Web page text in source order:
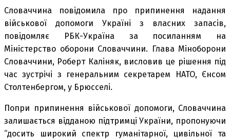
Словаччина повідомила про припинення надання
військової допомоги Україні з власних запасів,
повідомляє РБК-Україна за посиланням на
Міністерство оборони Словаччини. Глава Міноборони
Словаччини, Роберт Каліняк, висловив це рішення під
час зустрічі з генеральним секретарем НАТО, Єнсом
Столтенбергом, у Брюсселі.
Попри припинення військової допомоги, Словаччина
залишається відданою підтримці України, пропонуючи
“досить широкий спектр гуманітарної, цивільної та